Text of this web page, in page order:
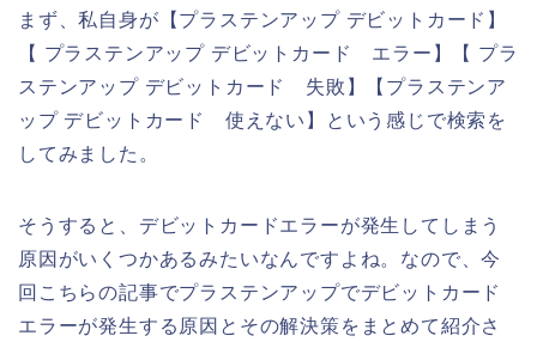
まず、私自身が【プラステンアップ デビットカード】
【 プラステンアップ デビットカード エラー】【 プラ
ステンアップ デビットカード 失敗】【プラステンア
ップ デビットカード 使えない】という感じで検索を
してみました。
そうすると、デビットカードエラーが発生してしまう
原因がいくつかあるみたいなんですよね。なので、今
回こちらの記事でプラステンアップでデビットカード
エラーが発生する原因とその解決策をまとめて紹介さ